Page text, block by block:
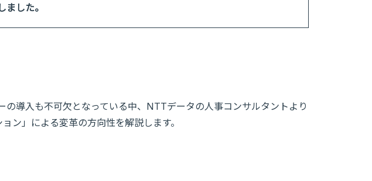
ました。
導入も不可欠となっている中、NTTデータの人事コンサルタントより
ン」による変革の方向性を解説します。